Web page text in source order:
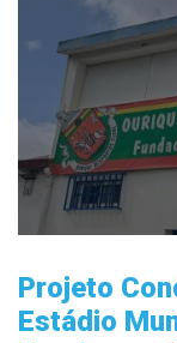
Projeto
Estádio